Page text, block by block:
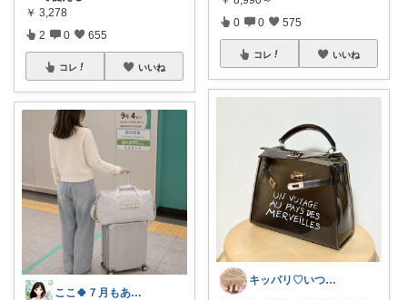
￥ 3,278
2 0 655
コレ いいね
ここ🍀７月もありがとう🍀
0 0 575
コレ いいね
キッパリ♡いつもありがとうございます🌸